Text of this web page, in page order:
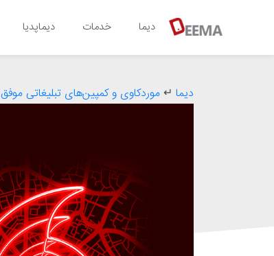
دیما خدمات دیماپدیا
دیما ↵ موردکاوی و کمپین‌های تبلیغاتی موفق